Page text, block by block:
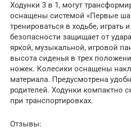
Ходунки 3 в 1, могут
оснащены системой «Первые
тренироваться в ходьбе, играть
безопасности защищает от
яркой, музыкальной, игровой
высота сиденья в трех
ножек. Колесики оснащены
материала. Предусмотрена
родителей. Ходунки компактно
при транспортировках.
Отзывы: